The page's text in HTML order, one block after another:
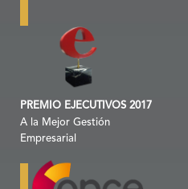
PREMIO EJECUTIVOS 2017
A la Mejor Gestión
Empresarial